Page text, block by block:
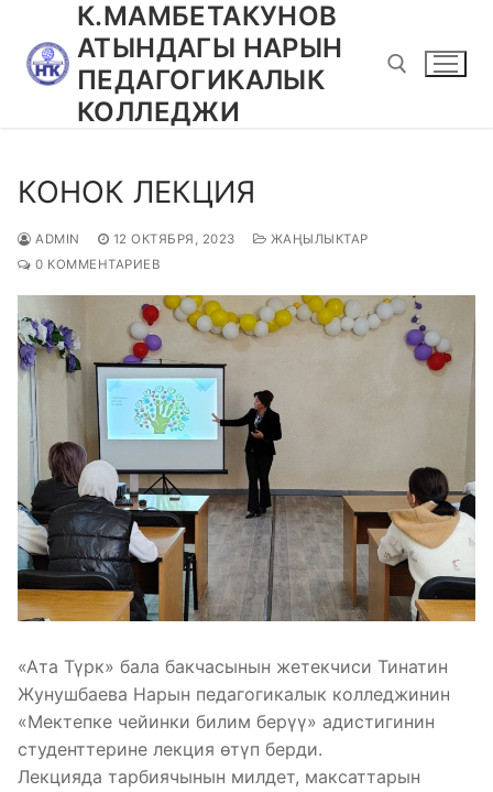
содержимому
К.МАМБЕТАКУНОВ
АТЫНДАГЫ НАРЫН
ПЕДАГОГИКАЛЫК
КОЛЛЕДЖИ
КОНОК ЛЕКЦИЯ
ADMIN 12 ОКТЯБРЯ, 2023
ЖАҢЫЛЫКТАР
0 КОММЕНТАРИЕВ
«Ата Түрк» бала бакчасынын жетекчиси Тинатин
Жунушбаева Нарын педагогикалык колледжинин
«Мектепке чейинки билим берүү» адистигинин
студенттерине лекция өтүп берди.
Лекцияда тарбиячынын милдет, максаттарын